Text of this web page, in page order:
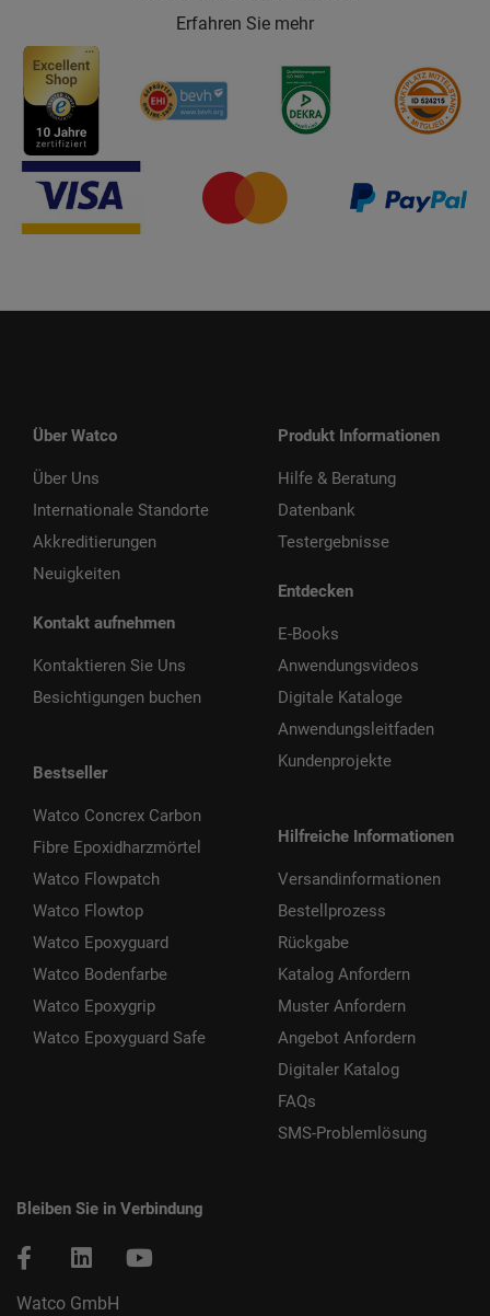
Erfahren Sie mehr
Über Watco
Über Uns
Internationale Standorte
Akkreditierungen
Neuigkeiten
Kontakt aufnehmen
Kontaktieren Sie Uns
Besichtigungen buchen
Bestseller
Watco Concrex Carbon
Fibre Epoxidharzmörtel
Watco Flowpatch
Watco Flowtop
Watco Epoxyguard
Watco Bodenfarbe
Watco Epoxygrip
Watco Epoxyguard Safe
Produkt Informationen
Hilfe & Beratung
Datenbank
Testergebnisse
Entdecken
E-Books
Anwendungsvideos
Digitale Kataloge
Anwendungsleitfaden
Kundenprojekte
Hilfreiche Informationen
Versandinformationen
Bestellprozess
Rückgabe
Katalog Anfordern
Muster Anfordern
Angebot Anfordern
Digitaler Katalog
FAQs
SMS-Problemlösung
Bleiben Sie in Verbindung
Watco GmbH